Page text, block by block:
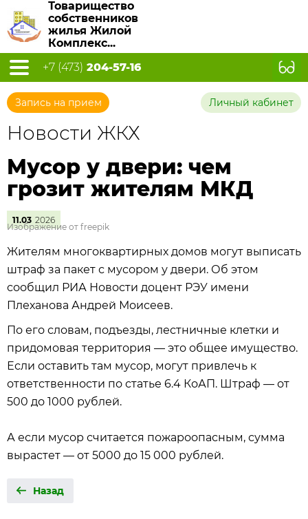
Товарищество
собственников
жилья Жилой
Комплекс...
+7 (473) 204-57-16
Запись на прием Личный кабинет
Новости ЖКХ
Мусор у двери: чем
грозит жителям МКД
11.03 2026
Изображение от freepik
Жителям многоквартирных домов могут выписать
штраф за пакет с мусором у двери. Об этом
сообщил РИА Новости доцент РЭУ имени
Плеханова Андрей Моисеев.
По его словам, подъезды, лестничные клетки и
придомовая территория — это общее имущество.
Если оставить там мусор, могут привлечь к
ответственности по статье 6.4 КоАП. Штраф — от
500 до 1000 рублей.
А если мусор считается пожароопасным, сумма
вырастет — от 5000 до 15 000 рублей.
Назад